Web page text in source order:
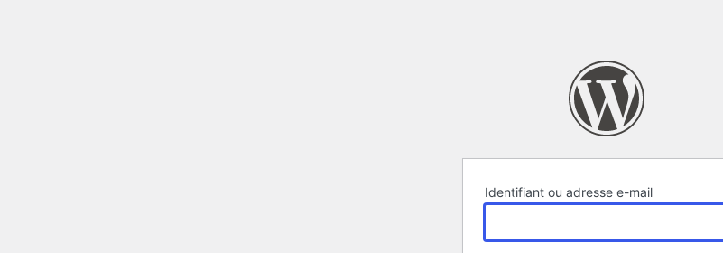
Identifiant ou adresse e-mail